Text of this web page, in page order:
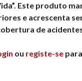
Este produto
e acrescenta
de
ou registe-se